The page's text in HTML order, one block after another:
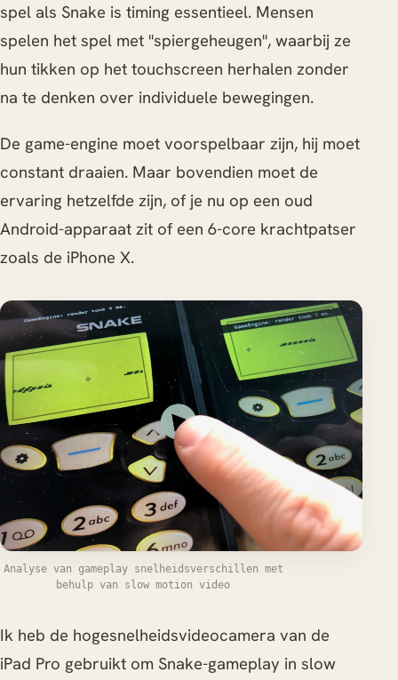
spel als Snake is timing essentieel. Mensen
spelen het spel met "spiergeheugen", waarbij ze
hun tikken op het touchscreen herhalen zonder
na te denken over individuele bewegingen.
De game-engine moet voorspelbaar zijn, hij moet
constant draaien. Maar bovendien moet de
ervaring hetzelfde zijn, of je nu op een oud
Android-apparaat zit of een 6-core krachtpatser
zoals de iPhone X.
Analyse van gameplay snelheidsverschillen met
behulp van slow motion video
Ik heb de hogesnelheidsvideocamera van de
iPad Pro gebruikt om Snake-gameplay in slow